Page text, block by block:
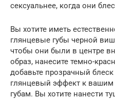
сексуальнее, когда они
Вы хотите иметь
глянцевые губы черной
чтобы они были в центре
образ, нанесите темно-
добавьте прозрачный
глянцевый эффект к
губам. Вы хотите нанести